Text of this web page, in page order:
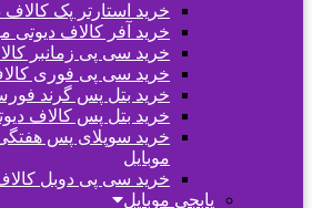
خرید استارتر پک کالاف
خرید آفر کالاف دیوتی
خرید سی پی زمانبر
خرید سی پی فوری
خرید بتل پس گرند
خرید بتل پس کالاف
خرید سوپلای پس هفتگی
موبایل
خرید سی پی دوبل
پابجی موبایل